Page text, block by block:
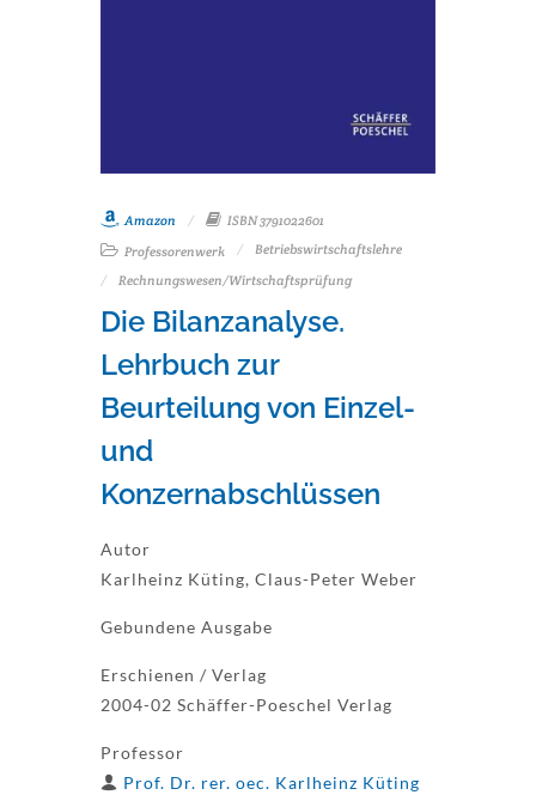
Amazon
ISBN 3791022601
Professorenwerk
Betriebswirtschaftslehre
Rechnungswesen/Wirtschaftsprüfung
Die Bilanzanalyse.
Lehrbuch zur
Beurteilung von Einzel-
und
Konzernabschlüssen
Autor
Karlheinz Küting, Claus-Peter Weber
Gebundene Ausgabe
Erschienen / Verlag
2004-02 Schäffer-Poeschel Verlag
Professor
Prof. Dr. rer. oec. Karlheinz Küting